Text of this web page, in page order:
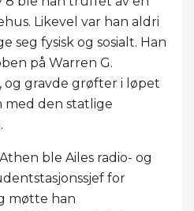
Likevel var han aldri
seg fysisk og sosialt. Han
på Warren G.
og gravde grøfter i løpet
med den statlige
ble Ailes radio- og
for
møtte han